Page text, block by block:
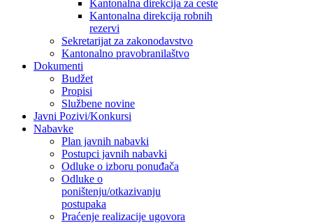
Kantonalna direkcija za ceste
Kantonalna direkcija robnih
rezervi
Sekretarijat za zakonodavstvo
Kantonalno pravobranilaštvo
Dokumenti
Budžet
Propisi
Službene novine
Javni Pozivi/Konkursi
Nabavke
Plan javnih nabavki
Postupci javnih nabavki
Odluke o izboru ponuđača
Odluke o
poništenju/otkazivanju
postupaka
Praćenje realizacije ugovora